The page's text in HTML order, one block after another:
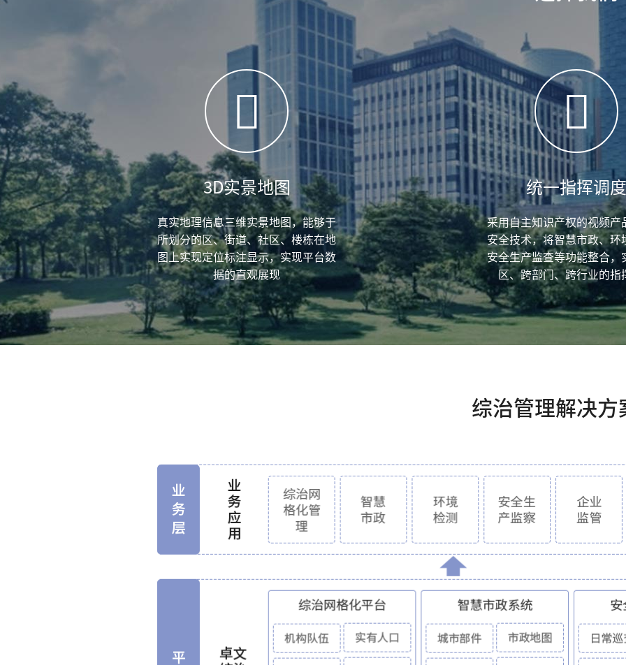
3D实景地图
真实地理信息三维实景地图，能够于
所划分的区、街道、社区、楼栋在地
图上实现定位标注显示，实现平台数
据的直观展现
统一指挥调度
采用自主知识产权的视频产
安全技术，将智慧市政、环
安全生产监查等功能整合，
区、跨部门、跨行业的指
综治管理解决方